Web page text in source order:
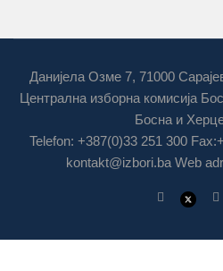
Данијела Озме 7, 71000
Централна изборна комисија
Босна и
Telefon: +387(0)33 251 300
kontakt@izbori.ba Web